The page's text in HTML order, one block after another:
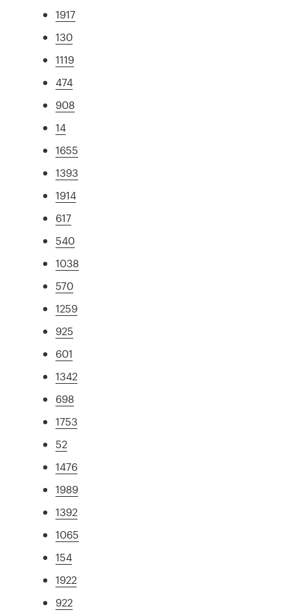
1917
130
1119
474
908
14
1655
1393
1914
617
540
1038
570
1259
925
601
1342
698
1753
52
1476
1989
1392
1065
154
1922
922